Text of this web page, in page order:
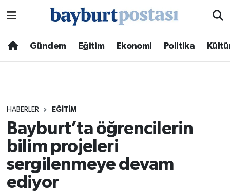
Gündem Eğitim Ekonomi Politika
HABERLER EĞITIM
Bayburt’ta öğrencilerin
bilim projeleri
sergilenmeye devam
ediyor
Hava Durumu
Süper Lig Puan Durumu ve Fikstür
Tüm Manşetler